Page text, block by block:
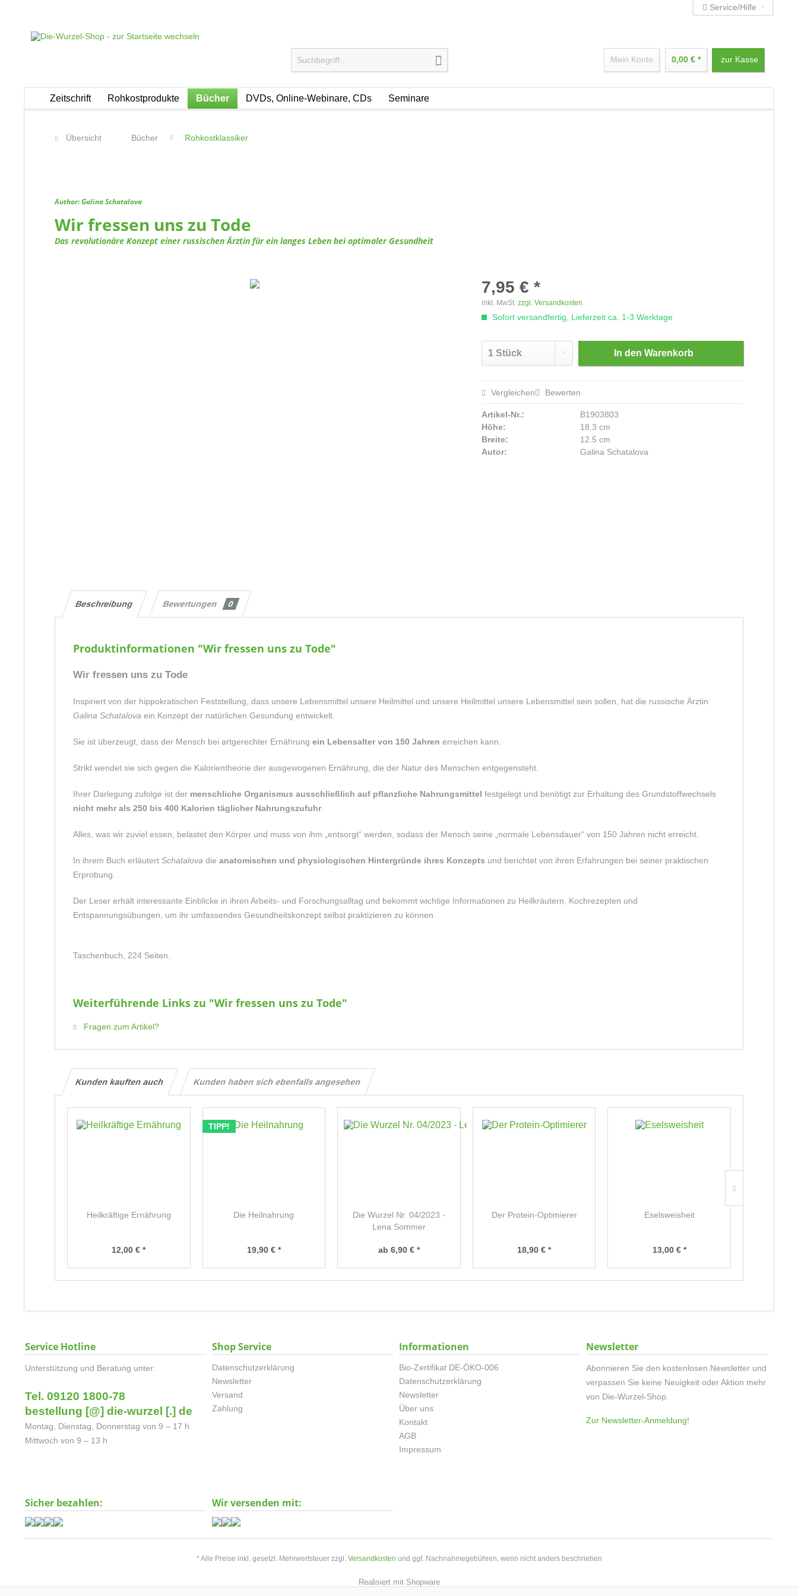
Service/Hilfe
Mein Konto 0,00 € * zur Kasse
Zeitschrift Rohkostprodukte Bücher DVDs, Online-Webinare, CDs Seminare
Übersicht Bücher Rohkostklassiker
Author: Galina Schatalova
Wir fressen uns zu Tode
Das revolutionäre Konzept einer russischen Ärztin für ein langes Leben bei optimaler Gesundheit
7,95 € *
inkl. MwSt.zzgl. Versandkosten
Sofort versandfertig, Lieferzeit ca. 1-3 Werktage
In den Warenkorb
Vergleichen Bewerten
Artikel-Nr.:
B1903803
Höhe:
18.3 cm
Breite:
12.5 cm
Autor:
Galina Schatalova
Beschreibung Bewertungen 0
Produktinformationen "Wir fressen uns zu Tode"
Wir fressen uns zu Tode
Inspiriert von der hippokratischen Feststellung, dass unsere Lebensmittel unsere Heilmittel und unsere Heilmittel unsere Lebensmittel sein sollen, hat die russische Ärztin
Galina Schatalova ein Konzept der natürlichen Gesundung entwickelt.
Sie ist überzeugt, dass der Mensch bei artgerechter Ernährung ein Lebensalter von 150 Jahren erreichen kann.
Strikt wendet sie sich gegen die Kalorientheorie der ausgewogenen Ernährung, die der Natur des Menschen entgegensteht.
Ihrer Darlegung zufolge ist der menschliche Organismus ausschließlich auf pflanzliche Nahrungsmittel festgelegt und benötigt zur Erhaltung des Grundstoffwechsels
nicht mehr als 250 bis 400 Kalorien täglicher Nahrungszufuhr
Alles, was wir zuviel essen, belastet den Körper und muss von ihm „entsorgt“ werden, sodass der Mensch seine „normale Lebensdauer“ von 150 Jahren nicht erreicht.
In ihrem Buch erläutert Schatalova die anatomischen und physiologischen Hintergründe ihres Konzepts und berichtet von ihren Erfahrungen bei seiner praktischen
Erprobung.
Der Leser erhält interessante Einblicke in ihren Arbeits- und Forschungsalltag und bekommt wichtige Informationen zu Heilkräutern, Kochrezepten und
Entspannungsübungen, um ihr umfassendes Gesundheitskonzept selbst praktizieren zu können.
Taschenbuch, 224 Seiten.
Weiterführende Links zu "Wir fressen uns zu Tode"
Fragen zum Artikel?
Kunden kauften auch Kunden haben sich ebenfalls angesehen
Heilkräftige Ernährung
12,00 € *
TIPP!
Die Heilnahrung
19,90 € *
Die Wurzel Nr. 04/2023 -
Lena Sommer
ab 6,90 € *
Der Protein-Optimierer
18,90 € *
Eselsweisheit
13,00 € *
Service Hotline
Unterstützung und Beratung unter:
Tel. 09120 1800-78
bestellung [@] die-wurzel [.] de
Montag, Dienstag, Donnerstag von 9 – 17 h
Mittwoch von 9 – 13 h
Shop Service
Datenschutzerklärung
Newsletter
Versand
Zahlung
Informationen
Bio-Zertifikat DE-ÖKO-006
Datenschutzerklärung
Newsletter
Über uns
Kontakt
AGB
Impressum
Newsletter
Abonnieren Sie den kostenlosen Newsletter und
verpassen Sie keine Neuigkeit oder Aktion mehr
von Die-Wurzel-Shop.
Zur Newsletter-Anmeldung!
Sicher bezahlen: Wir versenden mit:
* Alle Preise inkl. gesetzl. Mehrwertsteuer zzgl. Versandkosten und ggf. Nachnahmegebühren, wenn nicht anders beschrieben
Realisiert mit Shopware